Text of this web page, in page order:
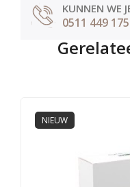
KUNNEN WE
0511 449 175
NIEUW